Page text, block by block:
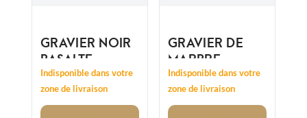
GRAVIER NOIR
BASALTE
14/20MM
CONCASSÉ
Indisponible dans votre
zone de livraison
GRAVIER DE
MARBRE
CRISTAL
CONCASSÉ
8/12MM
Indisponible dans votre
zone de livraison